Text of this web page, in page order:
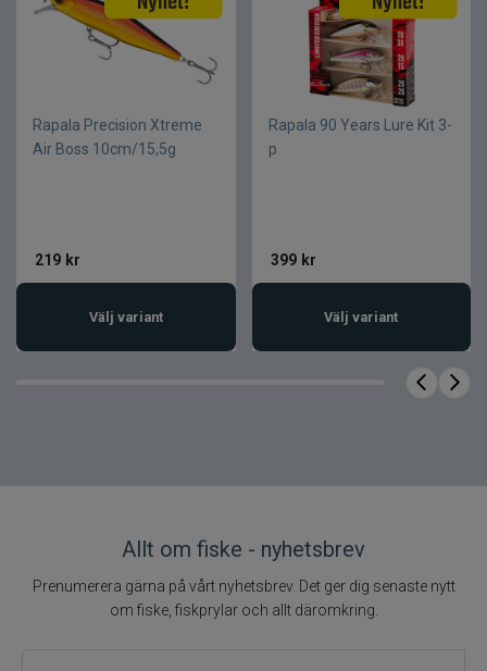
Rapala Precision Xtreme
Air Boss 10cm/15,5g
219 kr
Välj variant
Rapala 90 Years Lure Kit 3-
p
399 kr
Välj variant
Allt om fiske - nyhetsbrev
Prenumerera gärna på vårt nyhetsbrev. Det ger dig senaste nytt
om fiske, fiskprylar och allt däromkring.